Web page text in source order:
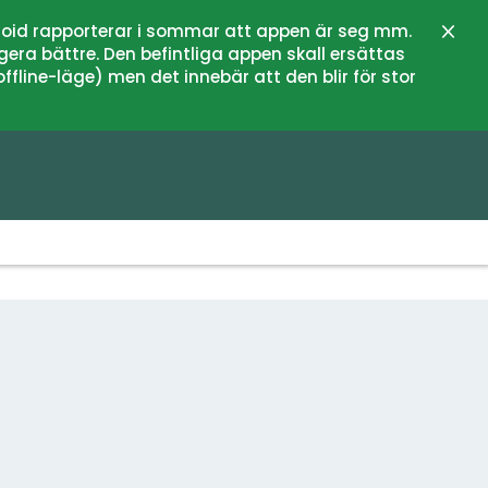
rapporterar i sommar att appen är seg mm.
bättre. Den befintliga appen skall ersättas
läge) men det innebär att den blir för stor